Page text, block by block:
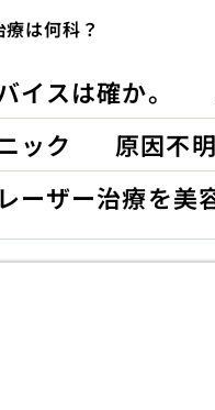
は何科？
イスは確か。
ック
原因不
ーザー治療を美